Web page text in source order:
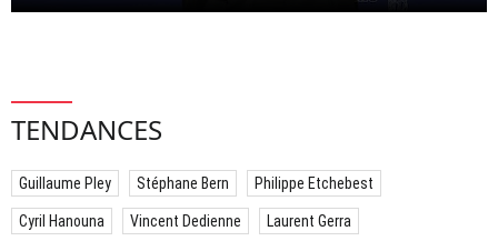
TENDANCES
Guillaume Pley Stéphane Bern Philippe Etchebest
Cyril Hanouna Vincent Dedienne Laurent Gerra